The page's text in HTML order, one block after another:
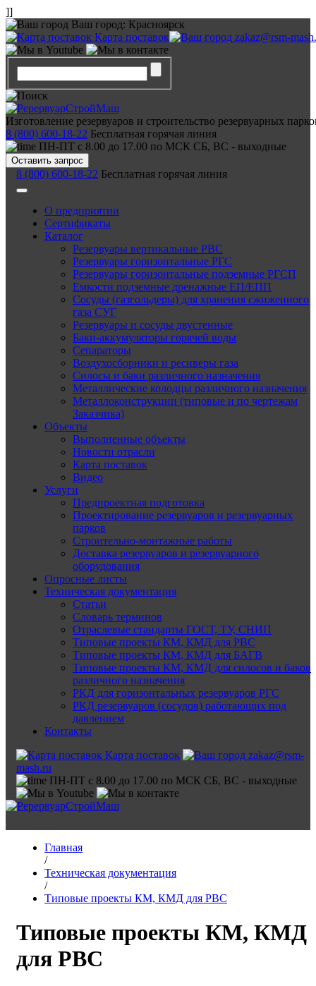
]]
Ваш город: Красноярск
Карта поставок
zakaz@rsm-
Изготовление резервуаров и строительство резервуарных
8 (800) 600-18-22 Бесплатная горячая линия
ПН-ПТ с 8.00 до 17.00 по МСК СБ, ВС - выходные
Оставить запрос
8 (800) 600-18-22 Бесплатная горячая линия
О предприятии
Сертификаты
Каталог
Резервуары вертикальные РВС
Резервуары горизонтальные РГС
Резервуары горизонтальные подземные РГСП
Емкости подземные дренажные ЕП/ЕПП
Сосуды (газгольдеры) для хранения сжиженного
газа СУГ
Резервуары и сосуды двустенные
Баки-аккумуляторы горячей воды
Сепараторы
Воздухосборники и ресиверы газа
Силосы и баки различного назначения
Металлические колодцы различного назначения
Металлоконструкции (типовые и по чертежам
Заказчика)
Объекты
Выполненные объекты
Новости отрасли
Карта поставок
Видео
Услуги
Предпроектная подготовка
Проектирование резервуаров и резервуарных
парков
Строительно-монтажные работы
Доставка резервуаров и резервуарного
оборудования
Опросные листы
Техническая документация
Статьи
Словарь терминов
Отраслевые стандарты ГОСТ, ТУ, СНИП
Типовые проекты КМ, КМД для РВС
Типовые проекты КМ, КМД для БАГВ
Типовые проекты КМ, КМД для силосов и баков
различного назначения
РКД для горизонтальных резервуаров РГС
РКД резервуаров (сосудов) работающих под
давлением
Контакты
Карта поставок
zakaz@rsm-
mash.ru
ПН-ПТ с 8.00 до 17.00 по МСК СБ, ВС - выходные
Главная
/
Техническая документация
/
Типовые проекты КМ, КМД для РВС
Типовые проекты КМ, КМД
для РВС